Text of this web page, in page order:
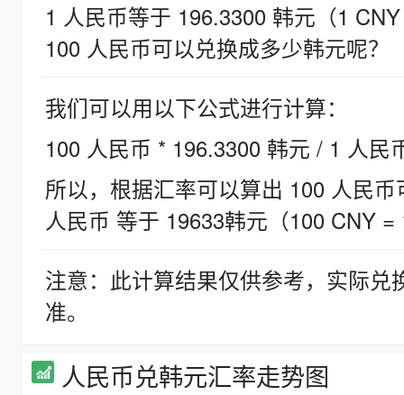
1 人民币等于 196.3300 韩元（1
100 人民币可以兑换成多少韩元呢？
我们可以用以下公式进行计算：
100 人民币 * 196.3300 韩元 / 1 人民
所以，根据汇率可以算出 100 人民
人民币 等于 19633韩元（100 CNY =
注意：此计算结果仅供参考，实际
准。
人民币兑韩元汇率走势图